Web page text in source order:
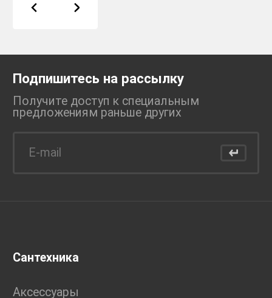
Подпишитесь на рассылку
Получите доступ к специальным
предложениям раньше других
Сантехника
Аксессуары